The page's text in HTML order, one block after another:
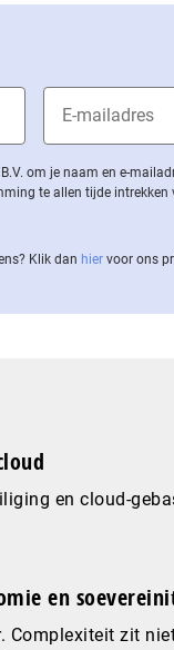
om je naam en e-
te allen tijde
Klik dan hier voor ons
en cloud-
en
Complexiteit zit